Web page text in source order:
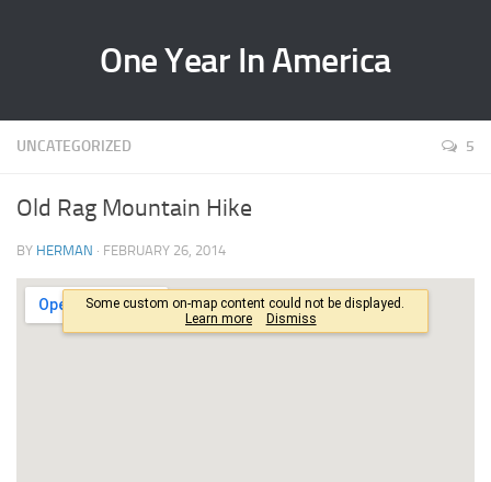
One Year In America
UNCATEGORIZED 5
Old Rag Mountain Hike
BY HERMAN · FEBRUARY 26, 2014
View Larger Map